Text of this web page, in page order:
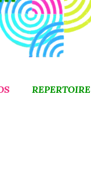
REPERTOIRE